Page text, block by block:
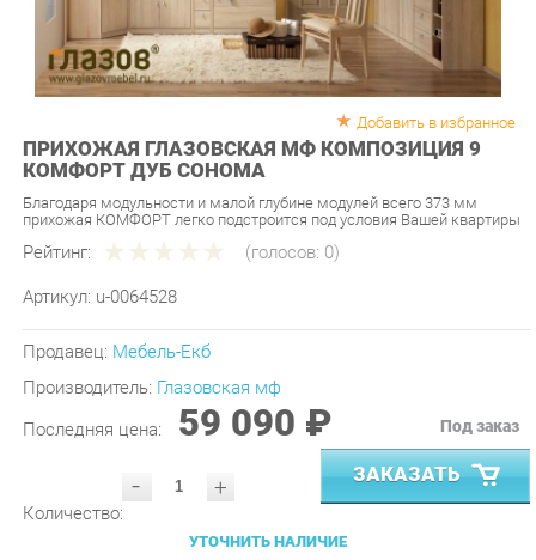
Добавить в избранное
ПРИХОЖАЯ ГЛАЗОВСКАЯ МФ КОМПОЗИЦИЯ 9
КОМФОРТ ДУБ СОНОМА
Благодаря модульности и малой глубине модулей всего 373 мм
Рейтинг: (голосов: 0)
Артикул: u-0064528
Производитель:Глазовская мф
Последняя цена: 59 090 ₽
- ЗАКАЗАТЬ
УТОЧНИТЬ НАЛИЧИЕ
ПРИГЛАСИТЬ ЗАМЕРЩИКА